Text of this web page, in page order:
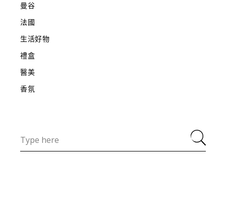
曼谷
法國
生活好物
禮盒
醫美
香氛
for: